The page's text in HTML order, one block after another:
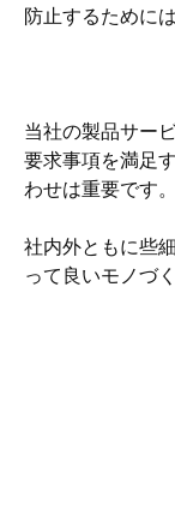
防止するために
当社の製品サー
要求事項を満足
わせは重要です。
社内外ともに些
って良いモノづ